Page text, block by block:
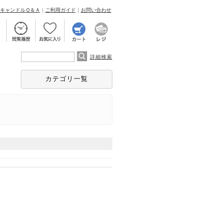
キャンドルＱ＆Ａ ｜ ご利用ガイド ｜ お問い合わせ
詳細検索
カテゴリ一覧